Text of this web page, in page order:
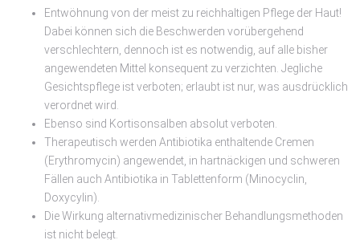
Entwöhnung von der meist zu reichhaltigen Pflege der Haut!
Dabei können sich die Beschwerden vorübergehend
verschlechtern, dennoch ist es notwendig, auf alle bisher
angewendeten Mittel konsequent zu verzichten. Jegliche
Gesichtspflege ist verboten; erlaubt ist nur, was ausdrücklich
verordnet wird.
Ebenso sind Kortisonsalben absolut verboten.
Therapeutisch werden Antibiotika enthaltende Cremen
(Erythromycin) angewendet, in hartnäckigen und schweren
Fällen auch Antibiotika in Tablettenform (Minocyclin,
Doxycylin).
Die Wirkung alternativmedizinischer Behandlungsmethoden
ist nicht belegt.